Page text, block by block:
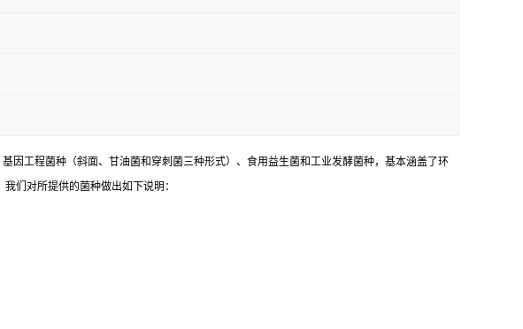
因工程菌种（斜面、甘油菌和穿刺菌三种形式）、食用益生菌和工业发酵菌种，基本涵盖了环
们对所提供的菌种做出如下说明：